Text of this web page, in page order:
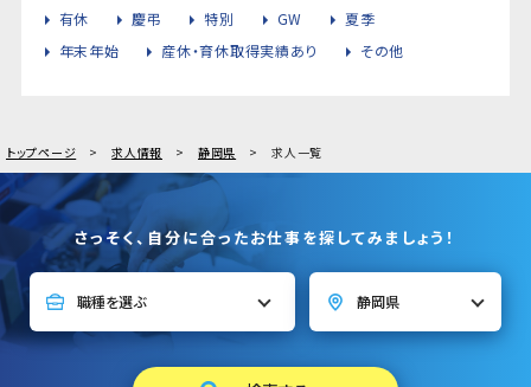
有休
慶弔 特別 GW
夏季
年末年始
産休・育休取得実績あり その他
トップページ 求人情報 静岡県 求人一覧
さっそく、自分に合ったお仕事を探してみましょう！